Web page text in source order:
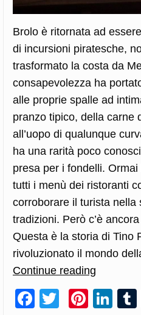
Brolo è ritornata ad
di incursioni piratesche,
trasformato la costa da
consapevolezza ha
alle proprie spalle ad
pranzo tipico, della carne
all’uopo di qualunque
ha una rarità poco
presa per i fondelli.
tutti i menù dei ristoranti
corroborare il turista nella
tradizioni. Però c’è
Questa è la storia di Tino
rivoluzionato il mondo
Continue reading
un
norcino
Facebook
Twitter